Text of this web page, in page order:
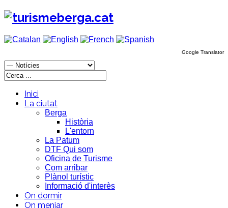
Google Translator
Inici
La ciutat
Berga
Història
L'entorn
La Patum
DTF Qui som
Oficina de Turisme
Com arribar
Plànol turístic
Informació d'interès
On dormir
On menjar